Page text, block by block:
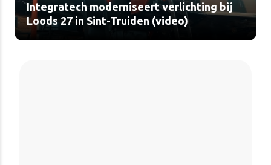
Integratech moderniseert verlichting bij
Loods 27 in Sint-Truiden (video)